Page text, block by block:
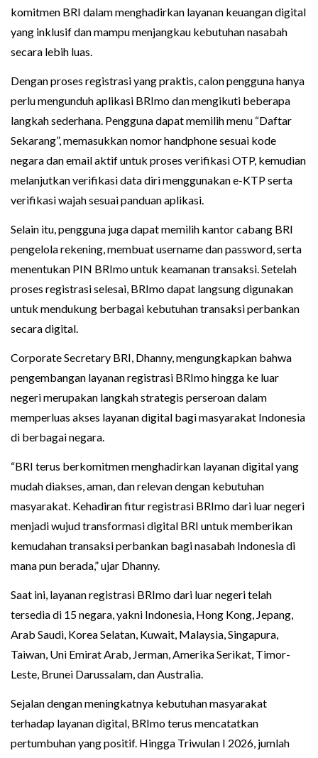
komitmen BRI dalam menghadirkan layanan keuangan digital
yang inklusif dan mampu menjangkau kebutuhan nasabah
secara lebih luas.
Dengan proses registrasi yang praktis, calon pengguna hanya
perlu mengunduh aplikasi BRImo dan mengikuti beberapa
langkah sederhana. Pengguna dapat memilih menu “Daftar
Sekarang”, memasukkan nomor handphone sesuai kode
negara dan email aktif untuk proses verifikasi OTP, kemudian
melanjutkan verifikasi data diri menggunakan e-KTP serta
verifikasi wajah sesuai panduan aplikasi.
Selain itu, pengguna juga dapat memilih kantor cabang BRI
pengelola rekening, membuat username dan password, serta
menentukan PIN BRImo untuk keamanan transaksi. Setelah
proses registrasi selesai, BRImo dapat langsung digunakan
untuk mendukung berbagai kebutuhan transaksi perbankan
secara digital.
Corporate Secretary BRI, Dhanny, mengungkapkan bahwa
pengembangan layanan registrasi BRImo hingga ke luar
negeri merupakan langkah strategis perseroan dalam
memperluas akses layanan digital bagi masyarakat Indonesia
di berbagai negara.
“BRI terus berkomitmen menghadirkan layanan digital yang
mudah diakses, aman, dan relevan dengan kebutuhan
masyarakat. Kehadiran fitur registrasi BRImo dari luar negeri
menjadi wujud transformasi digital BRI untuk memberikan
kemudahan transaksi perbankan bagi nasabah Indonesia di
mana pun berada,” ujar Dhanny.
Saat ini, layanan registrasi BRImo dari luar negeri telah
tersedia di 15 negara, yakni Indonesia, Hong Kong, Jepang,
Arab Saudi, Korea Selatan, Kuwait, Malaysia, Singapura,
Taiwan, Uni Emirat Arab, Jerman, Amerika Serikat, Timor-
Leste, Brunei Darussalam, dan Australia.
Sejalan dengan meningkatnya kebutuhan masyarakat
terhadap layanan digital, BRImo terus mencatatkan
pertumbuhan yang positif. Hingga Triwulan I 2026, jumlah